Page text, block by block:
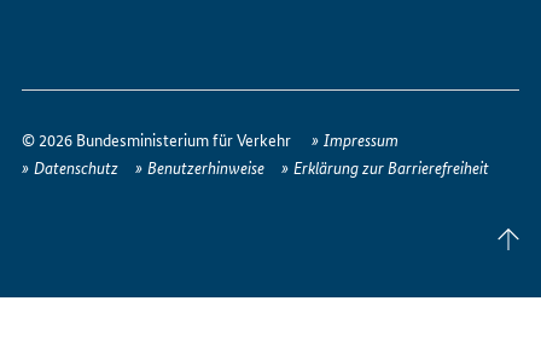
erreichen
Sie
© 2026 Bundesministerium für Verkehr
Impressum
Datenschutz
Benutzerhinweise Erklärung zur Barrierefreiheit